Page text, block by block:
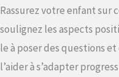
Rassurez votre enfant sur
soulignez les aspects
le à poser des questions
l’aider à s’adapter